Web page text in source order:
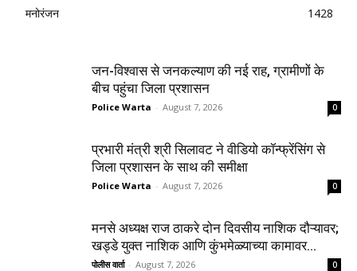
मनोरंजन
1428
जन-विश्वास से जनकल्याण की नई राह, ग्रामीणों के
बीच पहुंचा जिला प्रशासन
Police Warta - August 7, 2026 0
प्रभारी मंत्री श्री सिलावट ने वीडियो कॉन्फ्रेंसिंग से
जिला प्रशासन के साथ की समीक्षा
Police Warta - August 7, 2026 0
मनसे अध्यक्ष राज ठाकरे दोन दिवसीय नाशिक दौऱ्यावर;
खड्डे युक्त नाशिक आणि कुंभमेळ्याच्या कामावर...
पोलीस वार्ता - August 7, 2026 0